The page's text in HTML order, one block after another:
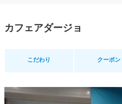
カフェアダージョ
こだわり クーポン